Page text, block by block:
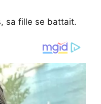
sa fille se battait.